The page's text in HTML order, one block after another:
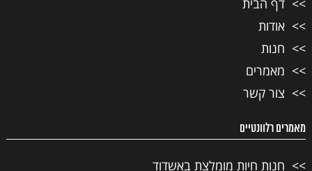
דף הבית
אודות
חנות
מאמרים
צור קשר
מאמרים רלוונטיים
חנות חיות מומלצת באשדוד